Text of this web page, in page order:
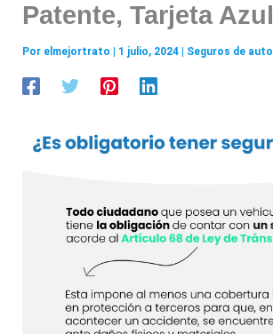
Patente, Tarjeta Azul
Por elmejortrato 1 julio, 2024 Seguros de auto